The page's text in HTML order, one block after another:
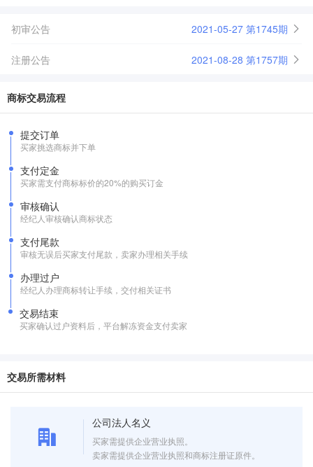
初审公告 2021-05-27 第1745期
注册公告 2021-08-28 第1757期
商标交易流程
提交订单
买家挑选商标并下单
支付定金
买家需支付商标标价的20%的购买订金
审核确认
经纪人审核确认商标状态
支付尾款
审核无误后买家支付尾款，卖家办理相关手续
办理过户
经纪人办理商标转让手续，交付相关证书
交易结束
买家确认过户资料后，平台解冻资金支付卖家
交易所需材料
公司法人名义
买家需提供企业营业执照。
卖家需提供企业营业执照和商标注册证原件。